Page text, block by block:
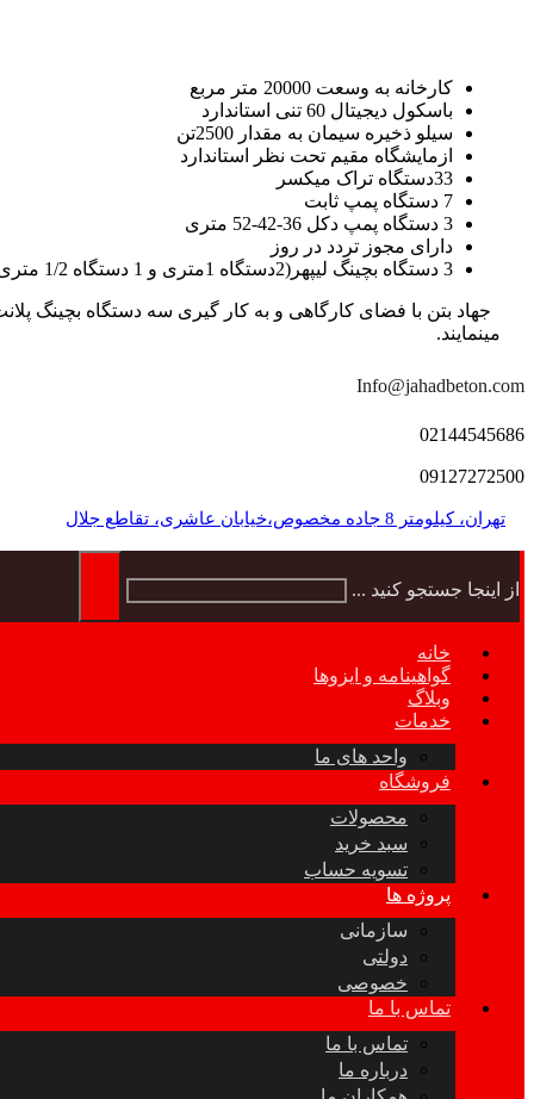
کارخانه به وسعت 20000 متر مربع
باسکول دیجیتال 60 تنی استاندارد
سیلو ذخیره سیمان به مقدار 2500تن
ازمایشگاه مقیم تحت نظر استاندارد
33دستگاه تراک میکسر
7 دستگاه پمپ ثابت
3 دستگاه پمپ دکل 36-42-52 متری
دارای مجوز تردد در روز
3 دستگاه بچینگ لیپهر(2دستگاه 1متری و 1 دستگاه 1/2 متری با توان تولید 150 متر مکعب در ساعت)
مینمایند.
Info@jahadbeton.com
02144545686
09127272500
تهران، کیلومتر 8 جاده مخصوص،خیابان عاشری، تقاطع جلال
از اینجا جستجو کنید ...
خانه
گواهینامه و ایزوها
وبلاگ
خدمات
واحد های ما
فروشگاه
محصولات
سبد خرید
تسویه حساب
پروژه ها
سازمانی
دولتی
خصوصی
تماس با ما
تماس با ما
درباره ما